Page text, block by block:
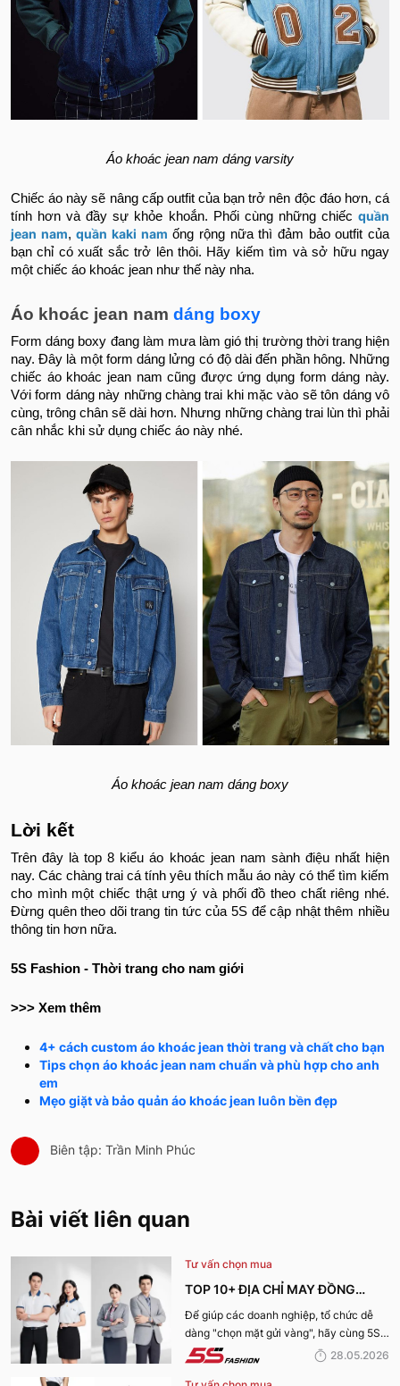
Áo khoác jean nam dáng varsity
Chiếc áo này sẽ nâng cấp outfit của bạn trở nên độc đáo hơn, cá
tính hơn và đầy sự khỏe khoắn. Phối cùng những chiếc quần
jean nam,quần kaki nam ống rộng nữa thì đảm bảo outfit của
bạn chỉ có xuất sắc trở lên thôi. Hãy kiếm tìm và sở hữu ngay
một chiếc áo khoác jean như thế này nha.
Áo khoác jean nam dáng boxy
Form dáng boxy đang làm mưa làm gió thị trường thời trang hiện
nay. Đây là một form dáng lửng có độ dài đến phần hông. Những
chiếc áo khoác jean nam cũng được ứng dụng form dáng này.
Với form dáng này những chàng trai khi mặc vào sẽ tôn dáng vô
cùng, trông chân sẽ dài hơn. Nhưng những chàng trai lùn thì phải
cân nhắc khi sử dụng chiếc áo này nhé.
Áo khoác jean nam dáng boxy
Lời kết
Trên đây là top 8 kiểu áo khoác jean nam sành điệu nhất hiện
nay. Các chàng trai cá tính yêu thích mẫu áo này có thể tìm kiếm
cho mình một chiếc thật ưng ý và phối đồ theo chất riêng nhé.
Đừng quên theo dõi trang tin tức của 5S để cập nhật thêm nhiều
thông tin hơn nữa.
5S Fashion - Thời trang cho nam giới
>>> Xem thêm
4+ cách custom áo khoác jean thời trang và chất cho bạn
Tips chọn áo khoác jean nam chuẩn và phù hợp cho anh
em
Mẹo giặt và bảo quản áo khoác jean luôn bền đẹp
Biên tập: Trần Minh Phúc
Bài viết liên quan
Tư vấn chọn mua
TOP 10+ ĐỊA CHỈ MAY ĐỒNG
PHỤC CÔNG TY ĐẸP, UY TÍN
NHẤT HIỆN NAY
Để giúp các doanh nghiệp, tổ chức dễ
dàng "chọn mặt gửi vàng", hãy cùng 5S
Fashion tìm hiểu những địa chỉ may đồng
28.05.2026